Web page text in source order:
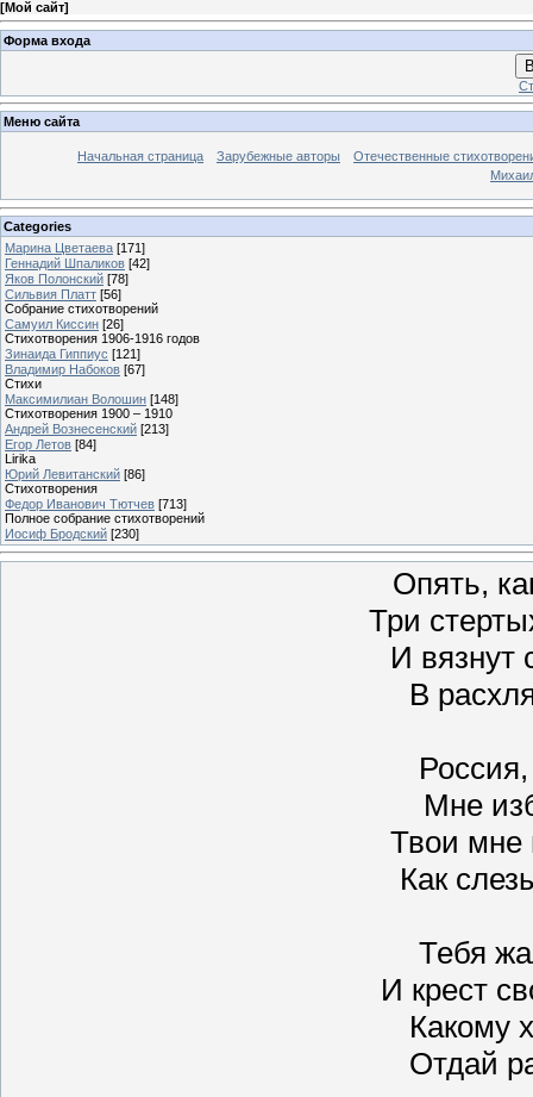
[Мой сайт]
Форма входа
Меню сайта
Начальная страница Зарубежные авторы
Отечественные
Categories
Марина Цветаева [171]
Геннадий Шпаликов [42]
Яков Полонский [78]
Сильвия Платт [56]
Собрание стихотворений
Самуил Киссин [26]
Стихотворения 1906-1916 годов
Зинаида Гиппиус [121]
Владимир Набоков [67]
Стихи
Максимилиан Волошин [148]
Стихотворения 1900 – 1910
Андрей Вознесенский [213]
Егор Летов [84]
Lirika
Юрий Левитанский [86]
Стихотворения
Федор Иванович Тютчев [713]
Полное собрание стихотворений
Иосиф Бродский [230]
Опять,
Три
И вязнут
В
Мне
Твои мне
Как
Тебя
И крест
Какому
Отдай